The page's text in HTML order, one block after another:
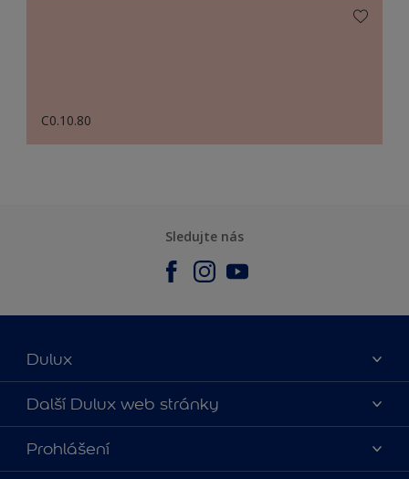
C0.10.80
Sledujte nás
Dulux
O nás
Kontaktujte nás
Najít obchod
Další Dulux web stránky
duluxmalir.cz
duluxmaliar.sk
Prohlášení